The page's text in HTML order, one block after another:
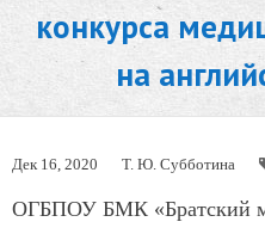
конкурса
на
Дек 16, 2020 Т. Ю. Субботина
ОГБПОУ БМК «Братский